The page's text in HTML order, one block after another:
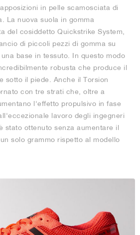
in pelle scamosciata di
La nuova suola in gomma
del cosiddetto Quickstrike System,
di piccoli pezzi di gomma su
base in tessuto. In questo modo
robusta che produce il
sotto il piede. Anche il Torsion
con tre strati che, oltre a
l'effetto propulsivo in fase
lavoro degli ingegneri
stato ottenuto senza aumentare il
solo grammo rispetto al modello